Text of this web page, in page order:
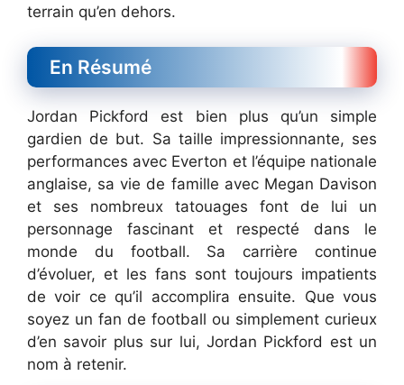
terrain qu’en dehors.
En Résumé
Jordan Pickford est bien plus qu’un simple
gardien de but. Sa taille impressionnante, ses
performances avec Everton et l’équipe nationale
anglaise, sa vie de famille avec Megan Davison
et ses nombreux tatouages font de lui un
personnage fascinant et respecté dans le
monde du football. Sa carrière continue
d’évoluer, et les fans sont toujours impatients
de voir ce qu’il accomplira ensuite. Que vous
soyez un fan de football ou simplement curieux
d’en savoir plus sur lui, Jordan Pickford est un
nom à retenir.